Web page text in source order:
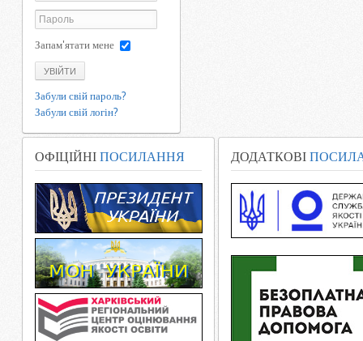
Запам'ятати мене
УВІЙТИ
Забули свій пароль?
Забули свій логін?
ОФІЦІЙНІ ПОСИЛАННЯ ДОДАТКОВІ